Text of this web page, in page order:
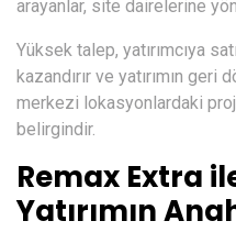
arayanlar, site dairelerine
Yüksek talep, yatırımcıya
kazandırır ve yatırımın geri
merkezi lokasyonlardaki
belirgindir.
Remax Extra
Yatırımın